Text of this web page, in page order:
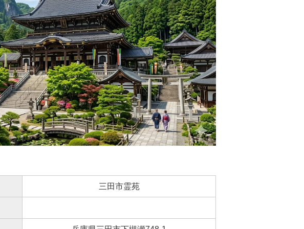
三田市霊苑